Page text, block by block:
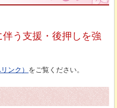
う支援・後押しを強
ンク） をご覧ください。